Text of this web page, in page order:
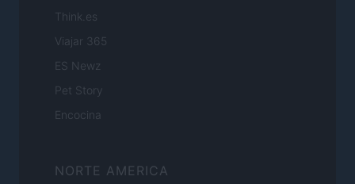
Think.es
Viajar 365
ES Newz
Pet Story
Encocina
NORTE AMERICA